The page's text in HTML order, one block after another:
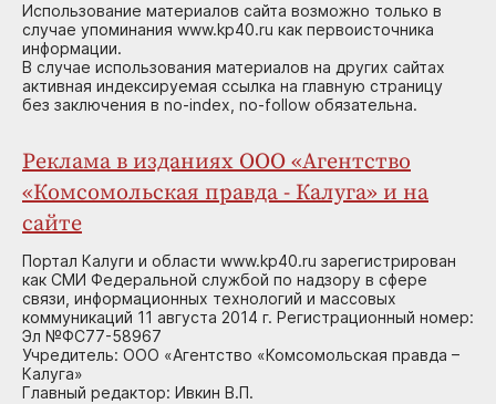
Использование материалов сайта возможно только в
случае упоминания www.kp40.ru как первоисточника
информации.
В случае использования материалов на других сайтах
активная индексируемая ссылка на главную страницу
без заключения в no-index, no-follow обязательна.
Реклама в изданиях ООО «Агентство
«Комсомольская правда - Калуга» и на
сайте
Портал Калуги и области www.kp40.ru зарегистрирован
как СМИ Федеральной службой по надзору в сфере
связи, информационных технологий и массовых
коммуникаций 11 августа 2014 г. Регистрационный номер:
Эл №ФС77-58967
Учредитель: ООО «Агентство «Комсомольская правда –
Калуга»
Главный редактор: Ивкин В.П.